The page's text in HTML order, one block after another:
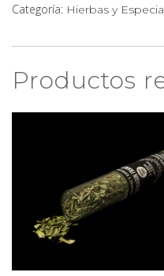
Categoría: Hierbas y
Productos